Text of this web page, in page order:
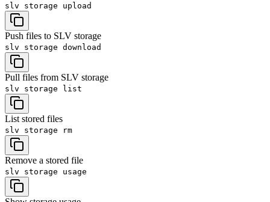
slv storage upload
Push files to SLV storage
slv storage download
Pull files from SLV storage
slv storage list
List stored files
slv storage rm
Remove a stored file
slv storage usage